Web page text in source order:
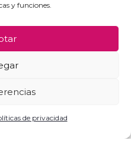
y funciones.
de privacidad